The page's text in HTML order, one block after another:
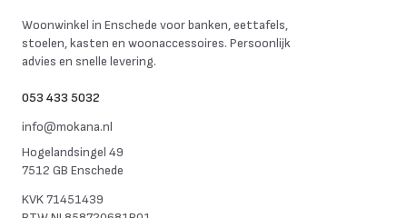
Woonwinkel in Enschede voor banken, eettafels,
stoelen, kasten en woonaccessoires. Persoonlijk
advies en snelle levering.
053 433 5032
info@mokana.nl
Hogelandsingel 49
7512 GB Enschede
KVK71451439